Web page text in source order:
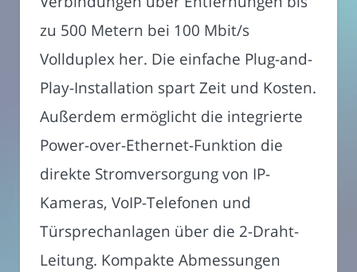
zu 500 Metern bei 100 Mbit/s
Vollduplex her. Die einfache Plug-and-
Play-Installation spart Zeit und Kosten.
Außerdem ermöglicht die integrierte
Power-over-Ethernet-Funktion die
direkte Stromversorgung von IP-
Kameras, VoIP-Telefonen und
Türsprechanlagen über die 2-Draht-
Leitung. Kompakte Abmessungen